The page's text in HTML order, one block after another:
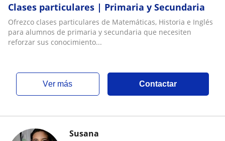
Clases particulares | Primaria y Secundaria
Ofrezco clases particulares de Matemáticas, Historia e Inglés
para alumnos de primaria y secundaria que necesiten
reforzar sus conocimiento...
ver más Contactar
Susana